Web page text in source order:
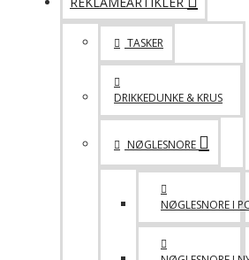
TASKER
DRIKKEDUNKE & KRUS
NØGLESNORE
NØGLESNORE I